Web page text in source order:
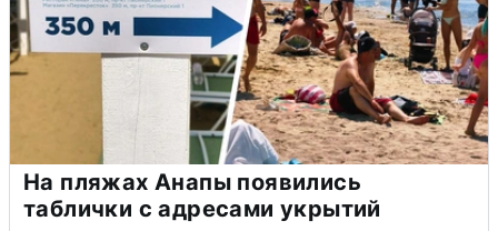
На пляжах Анапы появились
таблички с адресами укрытий